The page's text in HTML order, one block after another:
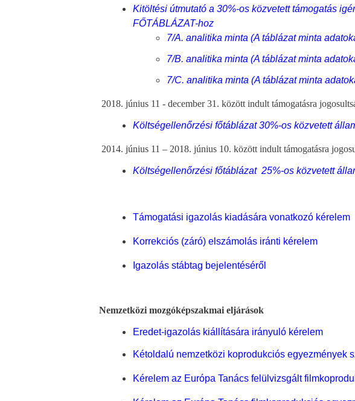
Kitöltési útmutató a 30%-os közvetett támogatás
FŐTÁBLÁZAT-hoz
7/A. analitika minta (A táblázat minta
7/B. analitika minta (A táblázat minta
7/C. analitika minta (A táblázat minta
2018. június 11 - december 31. között indult támogatásra
Költségellenőrzési főtáblázat 30%-os közvetett
2014. június 11 – 2018. június 10. között indult támogatásra
Költségellenőrzési főtáblázat 25%-os közvetett
Támogatási igazolás kiadására vonatkozó kérelem
Korrekciós (záró) elszámolás iránti kérelem
Igazolás stábtag bejelentéséről
Nemzetközi mozgóképszakmai eljárások
Eredet-igazolás kiállítására irányuló kérelem
Kétoldalú nemzetközi koprodukciós egyezmények
Kérelem az Európa Tanács felülvizsgált